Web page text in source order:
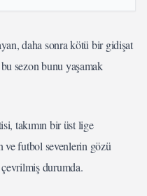
daha sonra kötü bir gidişat
sezon bunu yaşamak
takımın bir üst lige
ve futbol sevenlerin gözü
durumda.